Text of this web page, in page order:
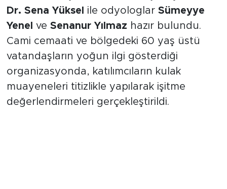
Dr. Sena Yüksel
ile odyologlar Sümeyye
Yenel ve Senanur Yılmaz hazır bulundu.
Cami cemaati ve bölgedeki 60 yaş üstü
vatandaşların yoğun ilgi gösterdiği
organizasyonda, katılımcıların kulak
muayeneleri titizlikle yapılarak işitme
değerlendirmeleri gerçekleştirildi.